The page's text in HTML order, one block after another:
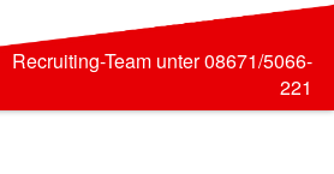
Recruiting-Team unter 08671/5066-
221